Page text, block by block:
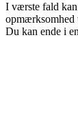
I værste fald
opmærksomhed
Du kan ende i